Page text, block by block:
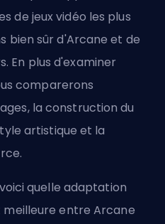
de jeux vidéo les plus
bien sûr d'Arcane et de
En plus d'examiner
comparerons
la construction du
artistique et la
quelle adaptation
meilleure entre Arcane